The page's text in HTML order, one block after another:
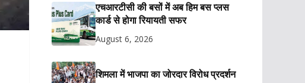
एचआरटीसी की बसों में अब हिम बस प्लस
कार्ड से होगा रियायती सफर
August 6, 2026
शिमला में भाजपा का जोरदार विरोध प्रदर्शन